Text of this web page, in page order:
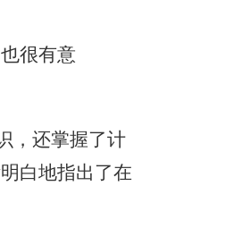
很有意
，还掌握了计
白地指出了在